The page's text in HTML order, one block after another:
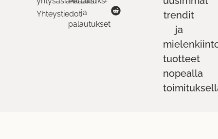
Yhteystiedotja
palautukset
trendit
ja
tuotteet
nopealla